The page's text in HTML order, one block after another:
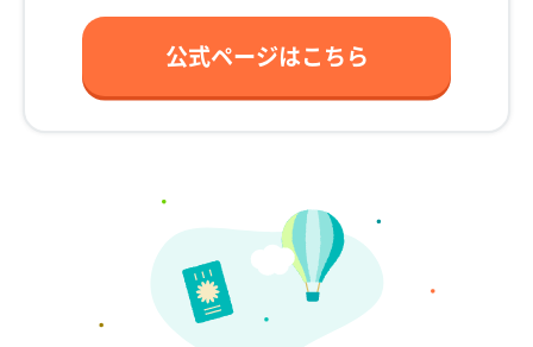
公式ページはこちら